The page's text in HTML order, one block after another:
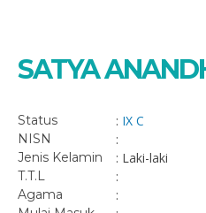
SATYA
Status : IX C
NISN :
Jenis Kelamin : Laki-laki
T.T.L :
Agama :